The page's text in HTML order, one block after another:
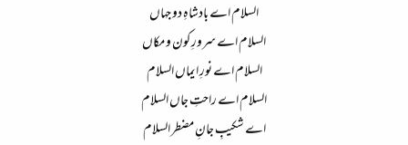
السلام اے بادشاہِ دو جہاں​
السلام اے سرورِ کون و مکاں​
السلام اے نورِ ایماں السلام​
السلام اے راحتِ جاں السلام​
اے شکیبِ جانِ مضطر السلام​